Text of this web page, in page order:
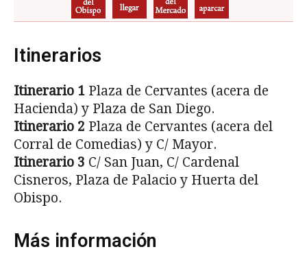
Itinerarios
Itinerario 1 Plaza de Cervantes (acera de
Hacienda) y Plaza de San Diego.
Itinerario 2 Plaza de Cervantes (acera del
Corral de Comedias) y C/ Mayor.
Itinerario 3 C/ San Juan, C/ Cardenal
Cisneros, Plaza de Palacio y Huerta del
Obispo.
Más información